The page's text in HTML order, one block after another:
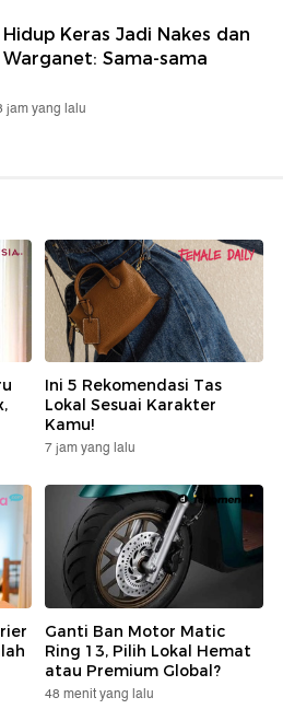
Keras Jadi Nakes dan
Warganet: Sama-sama
jam yang lalu
Ini 5 Rekomendasi Tas
Lokal Sesuai Karakter
Kamu!
7 jam yang lalu
Ganti Ban Motor Matic
Ring 13, Pilih Lokal Hemat
atau Premium Global?
48 menit yang lalu